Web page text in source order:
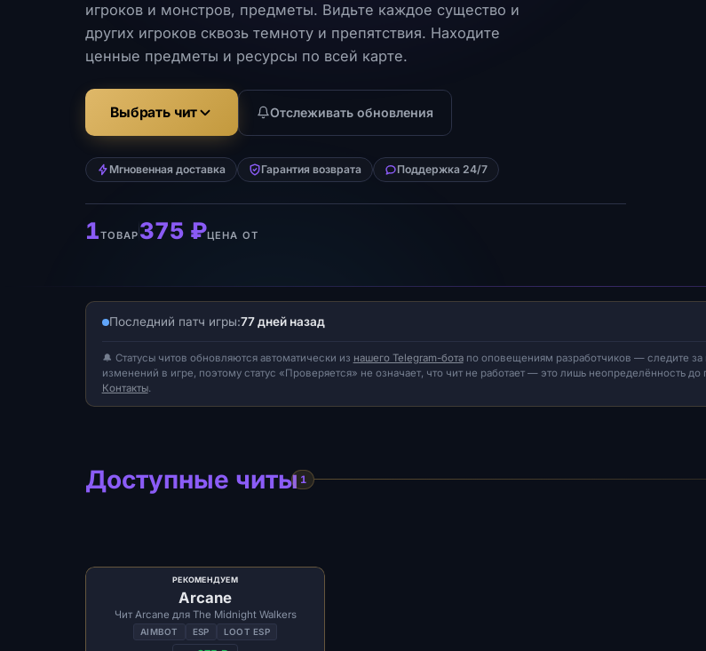
игроков и монстров, предметы. Видьте каждое существо и
других игроков сквозь темноту и препятствия. Находите
ценные предметы и ресурсы по всей карте.
Выбрать чит Отслеживать обновления
Мгновенная доставка Гарантия возврата Поддержка 24/7
1ТОВАР375 ₽ЦЕНА ОТ
Последний патч игры:77 дней назад
🔔 Статусы читов обновляются автоматически из нашего Telegram-ботапо оповещениям разработчиков — следите за
изменений в игре, поэтому статус «Проверяется» не означает, что чит не работает — это лишь неопределённость
Контакты.
Доступные читы 1
РЕКОМЕНДУЕМ
Arcane
Чит Arcane для The Midnight Walkers
AIMBOT ESP LOOT ESP